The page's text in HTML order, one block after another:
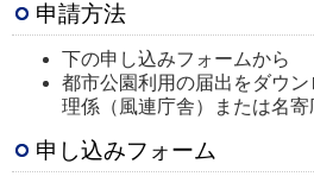
申請方法
下の申し込みフォームから
都市公園利用の届出をダウ
理係（風連庁舎）または名
申し込みフォーム